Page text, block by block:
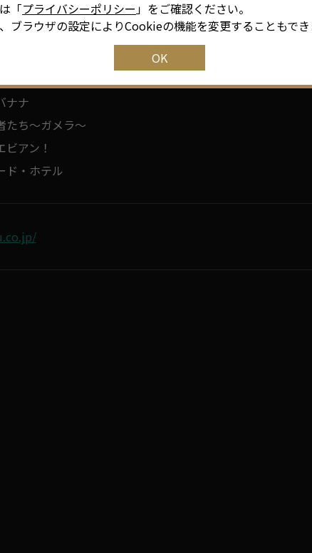
ン！（名古屋テレビ）
斎藤工が行きたくない街No.1名古屋のドラマに出演するに
ラ～世界で最も不運な探偵～（NHK名古屋放送局）
ナナ
たち～ガメラ～
アン！
ド・ホテル
「プライバシーポリシー」をご確認ください。
ブラウザの設定によりCookieの機能を変更することもでき
OK